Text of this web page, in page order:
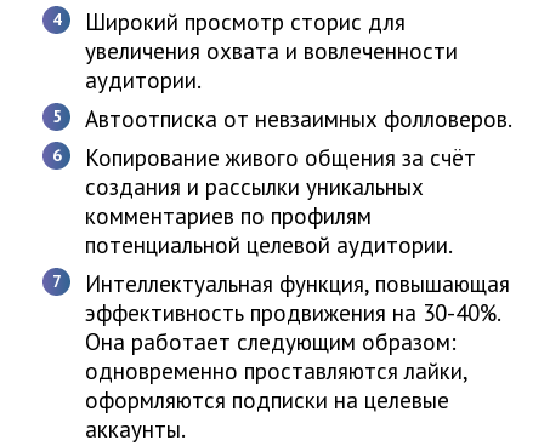
Широкий просмотр сторис для
увеличения охвата и вовлеченности
аудитории.
Автоотписка от невзаимных фолловеров.
Копирование живого общения за счёт
создания и рассылки уникальных
комментариев по профилям
потенциальной целевой аудитории.
Интеллектуальная функция, повышающая
эффективность продвижения на 30-40%.
Она работает следующим образом:
одновременно проставляются лайки,
оформляются подписки на целевые
аккаунты.